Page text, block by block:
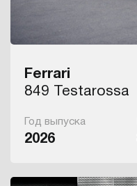
Ferrari
849 Testarossa
Год выпуска
2026